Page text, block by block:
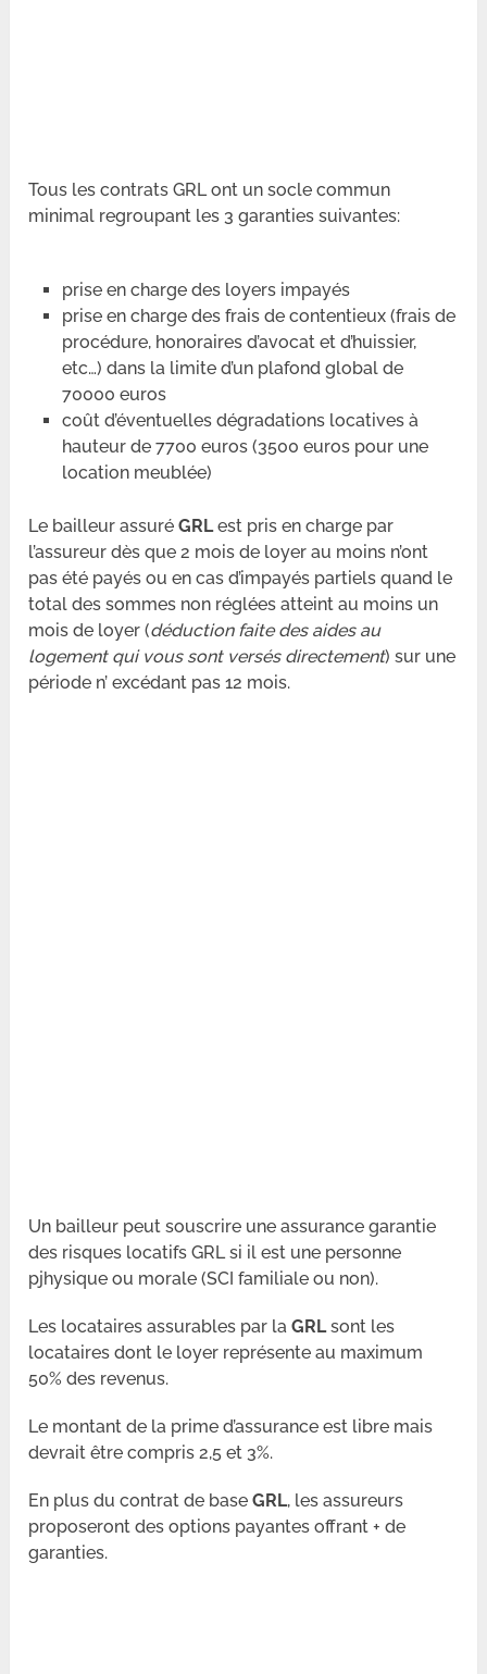
Tous les contrats GRL ont un socle commun
minimal regroupant les 3 garanties suivantes:
prise en charge des loyers impayés
prise en charge des frais de contentieux (frais de
procédure, honoraires d’avocat et d’huissier,
etc…) dans la limite d’un plafond global de
70000 euros
coût d’éventuelles dégradations locatives à
hauteur de 7700 euros (3500 euros pour une
location meublée)
Le bailleur assuréGRLest pris en charge par
l’assureur dès que 2 mois de loyer au moins n’ont
pas été payés ou en cas d’impayés partiels quand le
total des sommes non réglées atteint au moins un
mois de loyer (déduction faite des aides au
logement qui vous sont versés directement) sur une
période n’ excédant pas 12 mois.
Un bailleur peut souscrire une assurance garantie
des risques locatifs GRL si il est une personne
pjhysique ou morale (SCI familiale ou non).
Les locataires assurables par laGRLsont les
locataires dont le loyer représente au maximum
50% des revenus.
Le montant de la prime d’assurance est libre mais
devrait être compris 2,5 et 3%.
En plus du contrat de baseGRL, les assureurs
proposeront des options payantes offrant + de
garanties.